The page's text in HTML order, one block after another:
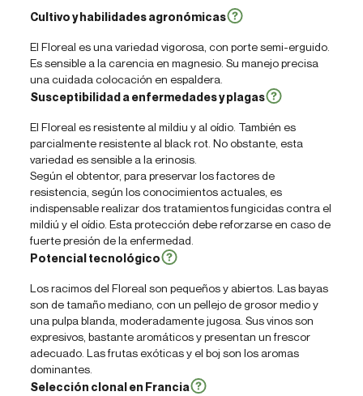
Cultivo y habilidades agronómicas
El Floreal es una variedad vigorosa, con porte semi-erguido.
Es sensible a la carencia en magnesio. Su manejo precisa
una cuidada colocación en espaldera.
Susceptibilidad a enfermedades y plagas
El Floreal es resistente al mildiu y al oídio. También es
parcialmente resistente al black rot. No obstante, esta
variedad es sensible a la erinosis.
Según el obtentor, para preservar los factores de
resistencia, según los conocimientos actuales, es
indispensable realizar dos tratamientos fungicidas contra el
mildiú y el oídio. Esta protección debe reforzarse en caso de
fuerte presión de la enfermedad.
Potencial tecnológico
Los racimos del Floreal son pequeños y abiertos. Las bayas
son de tamaño mediano, con un pellejo de grosor medio y
una pulpa blanda, moderadamente jugosa. Sus vinos son
expresivos, bastante aromáticos y presentan un frescor
adecuado. Las frutas exóticas y el boj son los aromas
dominantes.
Selección clonal en Francia